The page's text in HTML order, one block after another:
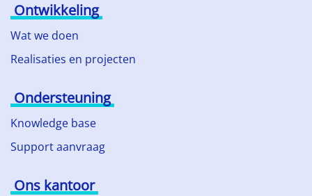
Ontwikkeling
Wat we doen
Realisaties en projecten
Ondersteuning
Knowledge base
Support aanvraag
Ons kantoor